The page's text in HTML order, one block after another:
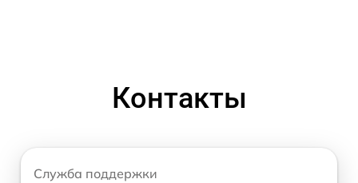
Контакты
Служба поддержки